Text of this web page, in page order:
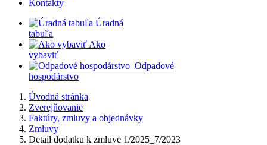
Kontakty
Úradná
tabuľa
Ako
vybaviť
Odpadové
hospodárstvo
Úvodná stránka
Zverejňovanie
Faktúry, zmluvy a objednávky
Zmluvy
Detail dodatku k zmluve 1/2025_7/2023